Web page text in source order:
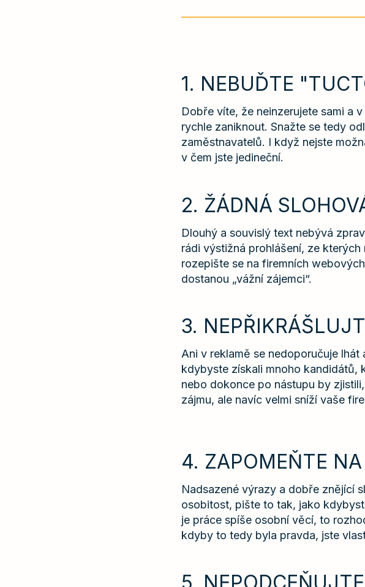
1. NEBUĎTE
Dobře víte, že neinzerujete sami a
rychle zaniknout. Snažte se tedy
zaměstnavatelů. I když nejste
v čem jste jedineční.
2. ŽÁDNÁ
Dlouhý a souvislý text nebývá
rádi výstižná prohlášení, ze
rozepište se na firemních
dostanou „vážní zájemci“.
3.
Ani v reklamě se nedoporučuje
kdybyste získali mnoho kandidátů,
nebo dokonce po nástupu by
zájmu, ale navíc velmi sníží vaše
4. ZAPOMEŇTE
Nadsazené výrazy a dobře znějící
osobitost, pište to tak, jako
je práce spíše osobní věcí, to
kdyby to tedy byla pravda, jste